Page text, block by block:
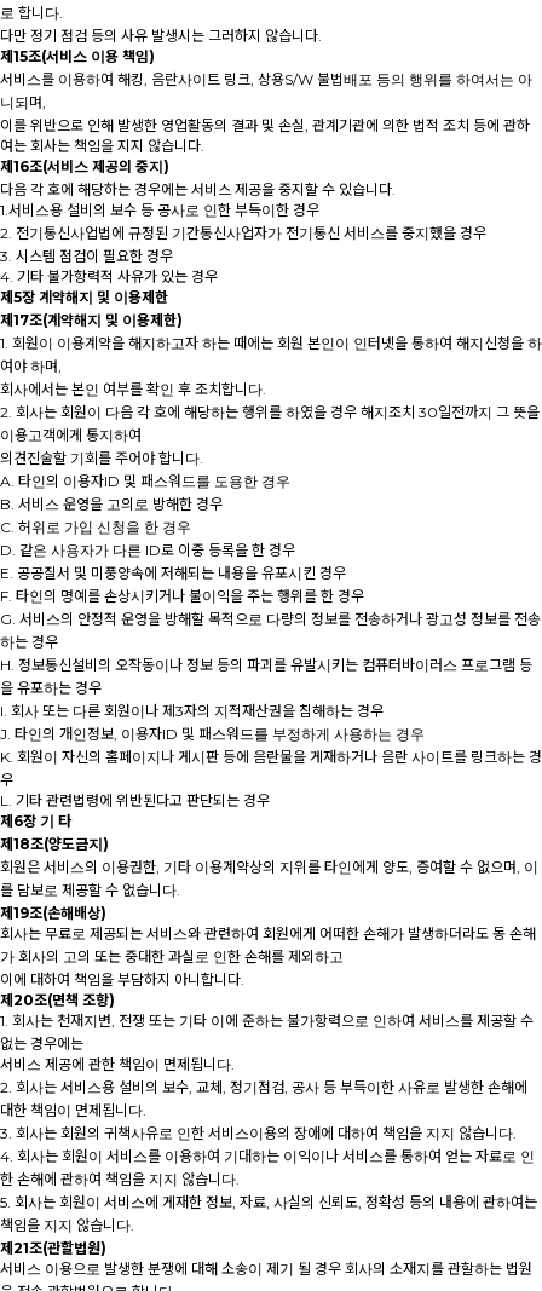
로 합니다.
다만 정기 점검 등의 사유 발생시는 그러하지 않습니다.
제15조(서비스 이용 책임)
서비스를 이용하여 해킹, 음란사이트 링크, 상용S/W 불법배포 등의 행위를 하여서는 아
니되며,
이를 위반으로 인해 발생한 영업활동의 결과 및 손실, 관계기관에 의한 법적 조치 등에 관하
여는 회사는 책임을 지지 않습니다.
제16조(서비스 제공의 중지)
다음 각 호에 해당하는 경우에는 서비스 제공을 중지할 수 있습니다.
1.서비스용 설비의 보수 등 공사로 인한 부득이한 경우
2. 전기통신사업법에 규정된 기간통신사업자가 전기통신 서비스를 중지했을 경우
3. 시스템 점검이 필요한 경우
4. 기타 불가항력적 사유가 있는 경우
제5장 계약해지 및 이용제한
제17조(계약해지 및 이용제한)
1. 회원이 이용계약을 해지하고자 하는 때에는 회원 본인이 인터넷을 통하여 해지신청을 하
여야 하며,
회사에서는 본인 여부를 확인 후 조치합니다.
2. 회사는 회원이 다음 각 호에 해당하는 행위를 하였을 경우 해지조치 30일전까지 그 뜻을
이용고객에게 통지하여
의견진술할 기회를 주어야 합니다.
A. 타인의 이용자ID 및 패스워드를 도용한 경우
B. 서비스 운영을 고의로 방해한 경우
C. 허위로 가입 신청을 한 경우
D. 같은 사용자가 다른 ID로 이중 등록을 한 경우
E. 공공질서 및 미풍양속에 저해되는 내용을 유포시킨 경우
F. 타인의 명예를 손상시키거나 불이익을 주는 행위를 한 경우
G. 서비스의 안정적 운영을 방해할 목적으로 다량의 정보를 전송하거나 광고성 정보를 전송
하는 경우
H. 정보통신설비의 오작동이나 정보 등의 파괴를 유발시키는 컴퓨터바이러스 프로그램 등
을 유포하는 경우
I. 회사 또는 다른 회원이나 제3자의 지적재산권을 침해하는 경우
J. 타인의 개인정보, 이용자ID 및 패스워드를 부정하게 사용하는 경우
K. 회원이 자신의 홈페이지나 게시판 등에 음란물을 게재하거나 음란 사이트를 링크하는 경
우
L. 기타 관련법령에 위반된다고 판단되는 경우
제6장 기 타
제18조(양도금지)
회원은 서비스의 이용권한, 기타 이용계약상의 지위를 타인에게 양도, 증여할 수 없으며, 이
를 담보로 제공할 수 없습니다.
제19조(손해배상)
회사는 무료로 제공되는 서비스와 관련하여 회원에게 어떠한 손해가 발생하더라도 동 손해
가 회사의 고의 또는 중대한 과실로 인한 손해를 제외하고
이에 대하여 책임을 부담하지 아니합니다.
제20조(면책 조항)
1. 회사는 천재지변, 전쟁 또는 기타 이에 준하는 불가항력으로 인하여 서비스를 제공할 수
없는 경우에는
서비스 제공에 관한 책임이 면제됩니다.
2. 회사는 서비스용 설비의 보수, 교체, 정기점검, 공사 등 부득이한 사유로 발생한 손해에
대한 책임이 면제됩니다.
3. 회사는 회원의 귀책사유로 인한 서비스이용의 장애에 대하여 책임을 지지 않습니다.
4. 회사는 회원이 서비스를 이용하여 기대하는 이익이나 서비스를 통하여 얻는 자료로 인
한 손해에 관하여 책임을 지지 않습니다.
5. 회사는 회원이 서비스에 게재한 정보, 자료, 사실의 신뢰도, 정확성 등의 내용에 관하여는
책임을 지지 않습니다.
제21조(관할법원)
서비스 이용으로 발생한 분쟁에 대해 소송이 제기 될 경우 회사의 소재지를 관할하는 법원